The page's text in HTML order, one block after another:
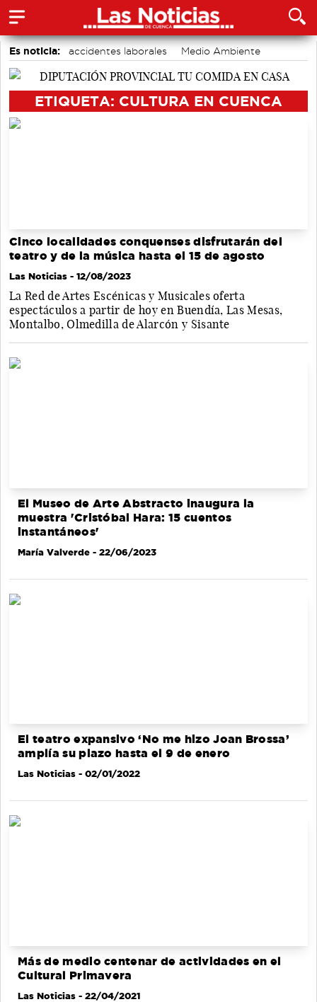
Es noticia: accidentes laborales
Medio Ambiente
Bádminton
Actividades culturales en Cuenca
ETIQUETA: CULTURA EN CUENCA
Cinco localidades conquenses disfrutarán del
teatro y de la música hasta el 15 de agosto
Las Noticias - 12/08/2023
La Red de Artes Escénicas y Musicales oferta
espectáculos a partir de hoy en Buendía, Las Mesas,
Montalbo, Olmedilla de Alarcón y Sisante
El Museo de Arte Abstracto inaugura la
muestra 'Cristóbal Hara: 15 cuentos
instantáneos'
María Valverde - 22/06/2023
El teatro expansivo ‘No me hizo Joan Brossa’
amplía su plazo hasta el 9 de enero
Las Noticias - 02/01/2022
Más de medio centenar de actividades en el
Cultural Primavera
Las Noticias - 22/04/2021